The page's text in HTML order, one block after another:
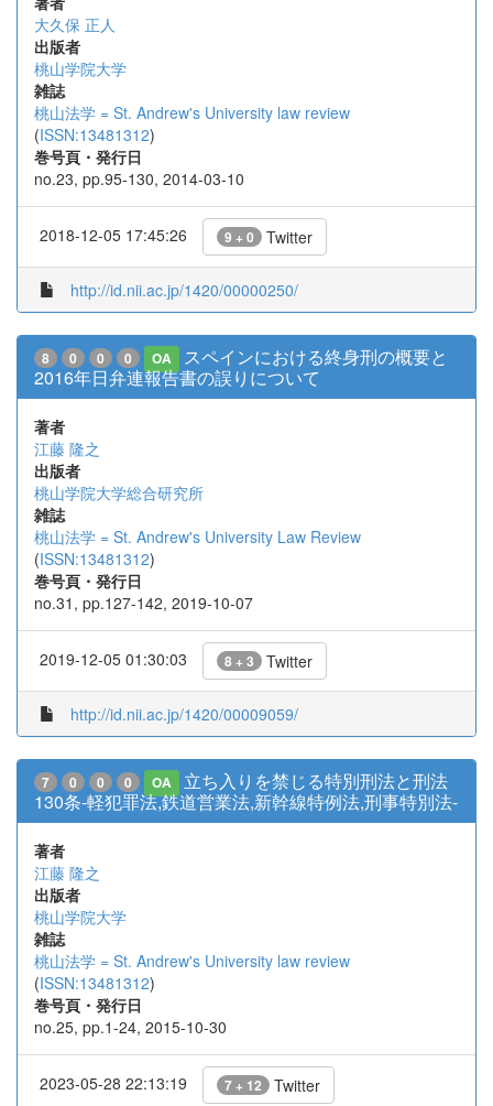
大久保 正人
出版者
桃山学院大学
雑誌
桃山法学 = St. Andrew's University law review
(ISSN:13481312)
巻号頁・発行日
no.23, pp.95-130, 2014-03-10
2018-12-05 17:45:26 9 + 0 Twitter
http://id.nii.ac.jp/1420/00000250/
8 0 0 0 OA
スペインにおける終身刑の概要と
2016年日弁連報告書の誤りについて
著者
江藤 隆之
出版者
桃山学院大学総合研究所
雑誌
桃山法学 = St. Andrew's University Law Review
(ISSN:13481312)
巻号頁・発行日
no.31, pp.127-142, 2019-10-07
2019-12-05 01:30:03 8 + 3 Twitter
http://id.nii.ac.jp/1420/00009059/
7 0 0 0 OA
立ち入りを禁じる特別刑法と刑法
130条-軽犯罪法,鉄道営業法,新幹線特例法,刑事特別法-
著者
江藤 隆之
出版者
桃山学院大学
雑誌
桃山法学 = St. Andrew's University law review
(ISSN:13481312)
巻号頁・発行日
no.25, pp.1-24, 2015-10-30
2023-05-28 22:13:19 7 + 12 Twitter